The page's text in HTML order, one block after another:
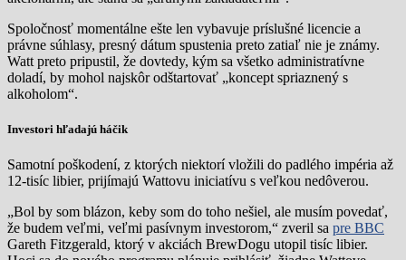
Spoločnosť momentálne ešte len vybavuje príslušné licencie a
právne súhlasy, presný dátum spustenia preto zatiaľ nie je známy.
Watt preto pripustil, že dovtedy, kým sa všetko administratívne
doladí, by mohol najskôr odštartovať „koncept spriaznený s
alkoholom“.
Investori hľadajú háčik
Samotní poškodení, z ktorých niektorí vložili do padlého impéria až
12-tisíc libier, prijímajú Wattovu iniciatívu s veľkou nedôverou.
„Bol by som blázon, keby som do toho nešiel, ale musím povedať,
že budem veľmi, veľmi pasívnym investorom,“ zveril sa pre BBC
Gareth Fitzgerald, ktorý v akciách BrewDogu utopil tisíc libier.